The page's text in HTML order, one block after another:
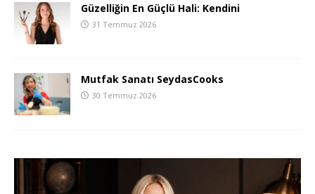
Güzelliğin En Güçlü Hali: Kendini
31 Temmuz 2026
Mutfak Sanatı SeydasCooks
30 Temmuz 2026